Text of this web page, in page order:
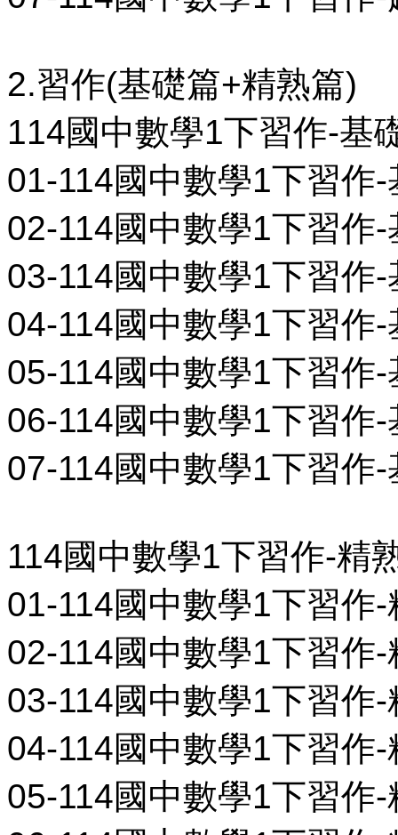
2.習作(基礎篇+精熟篇)
114國中數學1下習作-基
01-114國中數學1下習作
02-114國中數學1下習作
03-114國中數學1下習作
04-114國中數學1下習作
05-114國中數學1下習作
06-114國中數學1下習作
07-114國中數學1下習作
114國中數學1下習作-精
01-114國中數學1下習作
02-114國中數學1下習作
03-114國中數學1下習作
04-114國中數學1下習作
05-114國中數學1下習作